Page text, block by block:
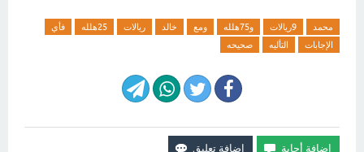
محمد 9ريالات و75هلله ومع خالد ريالات 25هلله
فأي
الإجابات
التأليه صحيحه